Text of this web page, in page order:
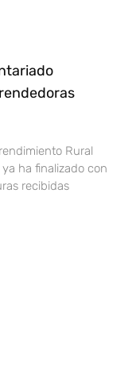
Rural
ha finalizado con
recibidas